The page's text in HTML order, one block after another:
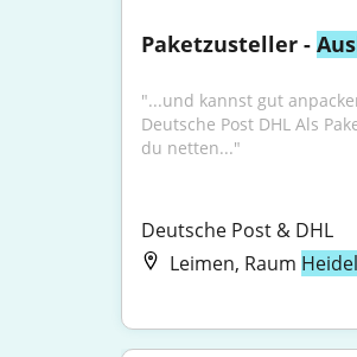
Paketzusteller -
"...und kannst gut
Deutsche Post DHL Als
du netten..."
Deutsche Post & DHL
Leimen, Raum